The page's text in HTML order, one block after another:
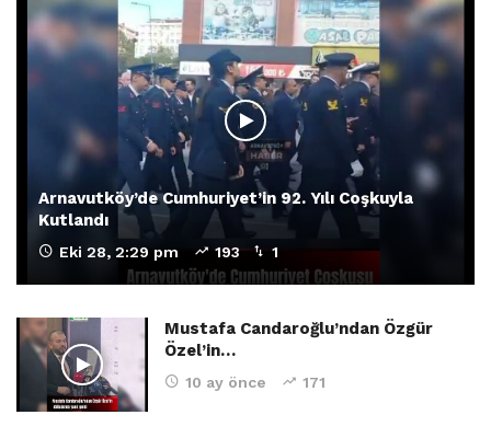
Arnavutköy’de Cumhuriyet’in 92. Yılı Coşkuyla
Kutlandı
Eki 28, 2:29 pm 193 1
Mustafa Candaroğlu’ndan Özgür
Özel’in…
10 ay önce 171